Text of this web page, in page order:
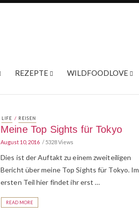
REZEPTE WILDFOODLOVE
LIFE / REISEN
Meine Top Sights für Tokyo
August 10, 2016 5328 Views
Dies ist der Auftakt zu einem zweiteiligen
Bericht über meine Top Sights für Tokyo. Im
ersten Teil hier findet ihr erst …
READ MORE